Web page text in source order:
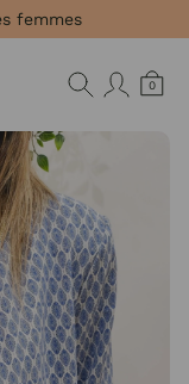
femmes
0